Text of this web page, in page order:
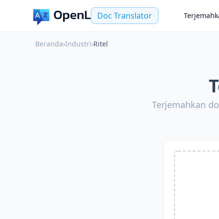
Doc Translator
Beranda›Industri›Ritel
Terjemahkan